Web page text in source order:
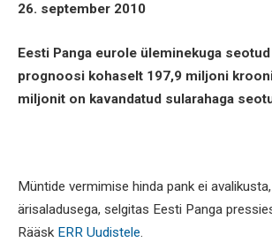
26. september 2010
Eesti Panga eurole üleminekuga
prognoosi kohaselt 197,9 miljoni
miljonit on kavandatud sularahaga
Müntide vermimise hinda pank ei
ärisaladusega, selgitas Eesti Panga
Rääsk ERR Uudistele.